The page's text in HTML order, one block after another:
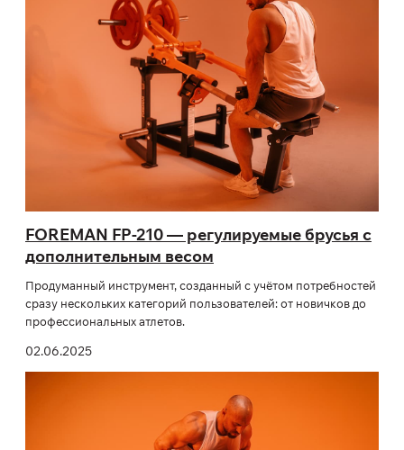
FOREMAN FP-210 — регулируемые брусья с
дополнительным весом
Продуманный инструмент, созданный с учётом потребностей
сразу нескольких категорий пользователей: от новичков до
профессиональных атлетов.
02.06.2025